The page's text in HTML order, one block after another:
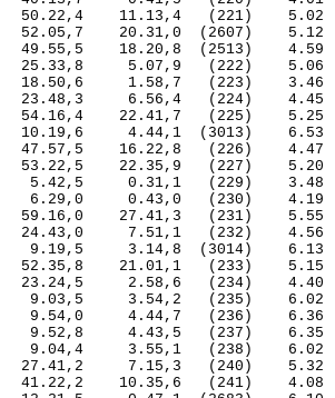
11.13,4   (221)    5.02
20.31,0  (2607)    5.12
18.20,8  (2513)    4.59
5.07,9   (222)    5.06
1.58,7   (223)    3.46
23.48,3     6.56,4   (224)    4.45
22.41,7   (225)    5.25
4.44,1  (3013)    6.53
16.22,8   (226)    4.47
22.35,9   (227)    5.20
0.31,1   (229)    3.48
0.43,0   (230)    4.19
27.41,3   (231)    5.55
7.51,1   (232)    4.56
9.19,5     3.14,8  (3014)    6.13
21.01,1   (233)    5.15
2.58,6   (234)    4.40
3.54,2   (235)    6.02
4.44,7   (236)    6.36
4.43,5   (237)    6.35
3.55,1   (238)    6.02
27.41,2     7.15,3   (240)    5.32
10.35,6   (241)    4.08